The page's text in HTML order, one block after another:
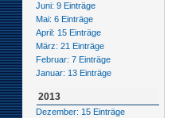
Juni: 9 Einträge
Mai: 6 Einträge
April: 15 Einträge
März: 21 Einträge
Februar: 7 Einträge
Januar: 13 Einträge
2013
Dezember: 15 Einträge